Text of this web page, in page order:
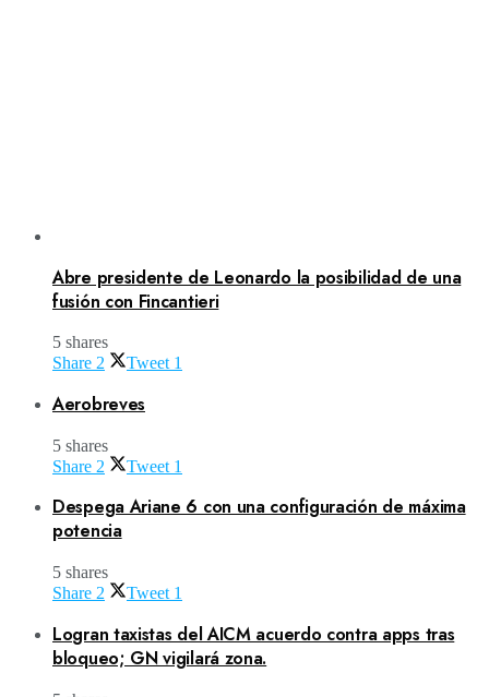
Abre presidente de Leonardo la posibilidad de una
fusión con Fincantieri
5 shares
Share 2 Tweet 1
Aerobreves
5 shares
Share 2 Tweet 1
Despega Ariane 6 con una configuración de máxima
potencia
5 shares
Share 2 Tweet 1
Logran taxistas del AICM acuerdo contra apps tras
bloqueo; GN vigilará zona.